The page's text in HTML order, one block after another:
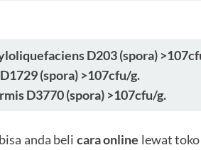
D203 (spora)
(spora) >107cfu/g.
D3770 (spora) >107cfu/g.
anda beli cara online lewat toko